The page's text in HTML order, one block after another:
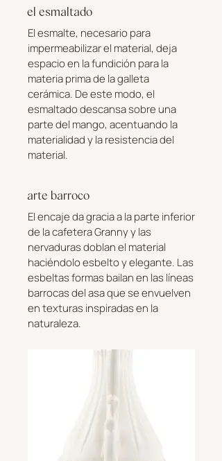
el esmaltado
El esmalte, necesario para
impermeabilizar el material, deja
espacio en la fundición para la
materia prima de la galleta
cerámica. De este modo, el
esmaltado descansa sobre una
parte del mango, acentuando la
materialidad y la resistencia del
material.
arte barroco
El encaje da gracia a la parte inferior
de la cafetera Granny y las
nervaduras doblan el material
haciéndolo esbelto y elegante. Las
esbeltas formas bailan en las líneas
barrocas del asa que se envuelven
en texturas inspiradas en la
naturaleza.